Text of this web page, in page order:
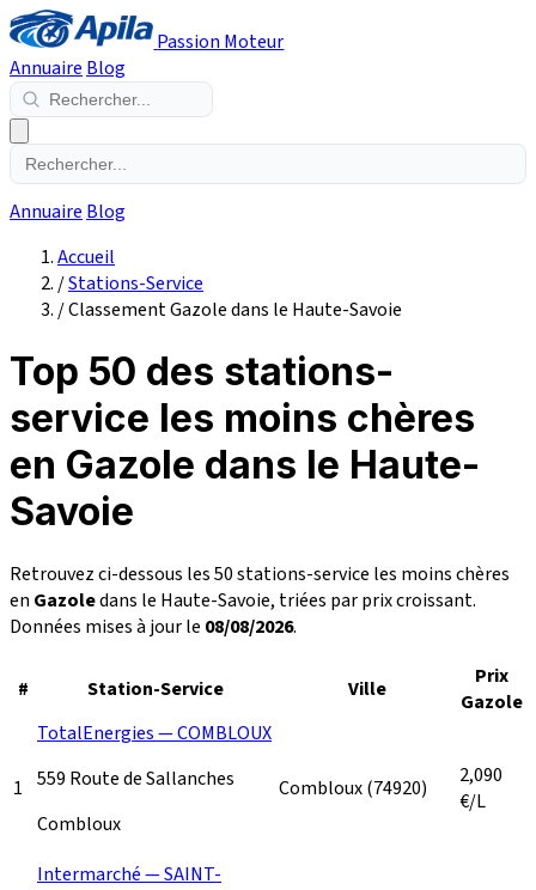
Passion Moteur
Annuaire Blog
Annuaire Blog
Accueil
/Stations-Service
/Classement Gazole dans le Haute-Savoie
Top 50 des stations-
service les moins chères
en Gazole dans le Haute-
Savoie
Retrouvez ci-dessous les 50 stations-service les moins chères
en Gazoledans le Haute-Savoie, triées par prix croissant.
Données mises à jour le 08/08/2026.
# Station-Service Ville
Prix
Gazole
1
TotalEnergies — COMBLOUX
559 Route de Sallanches
Combloux
Combloux(74920)
2,090
€/L
Intermarché — SAINT-